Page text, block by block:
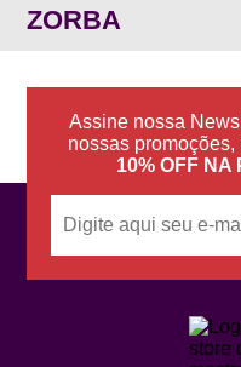
ZORBA
Assine nossa
nossas
10% OFF NA